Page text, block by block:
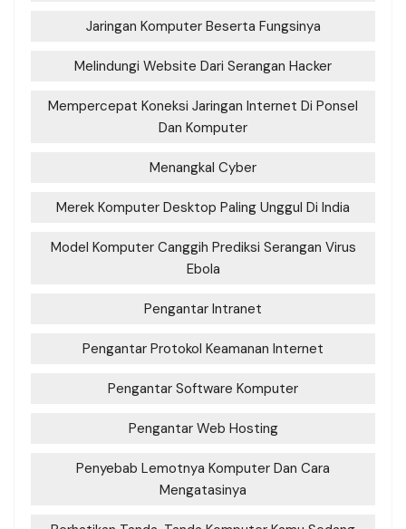
Jaringan Komputer Beserta Fungsinya
Melindungi Website Dari Serangan Hacker
Mempercepat Koneksi Jaringan Internet Di Ponsel
Dan Komputer
Menangkal Cyber
Merek Komputer Desktop Paling Unggul Di India
Model Komputer Canggih Prediksi Serangan Virus
Ebola
Pengantar Intranet
Pengantar Protokol Keamanan Internet
Pengantar Software Komputer
Pengantar Web Hosting
Penyebab Lemotnya Komputer Dan Cara
Mengatasinya